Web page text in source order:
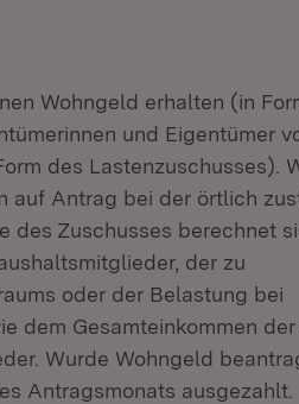
Wohngeld erhalten (in
und Eigentümer
des Lastenzuschusses).
auf Antrag bei der örtlich
des Zuschusses berechnet
der zu
oder der Belastung bei
dem Gesamteinkommen der
Wurde Wohngeld
Antragsmonats ausgezahlt.